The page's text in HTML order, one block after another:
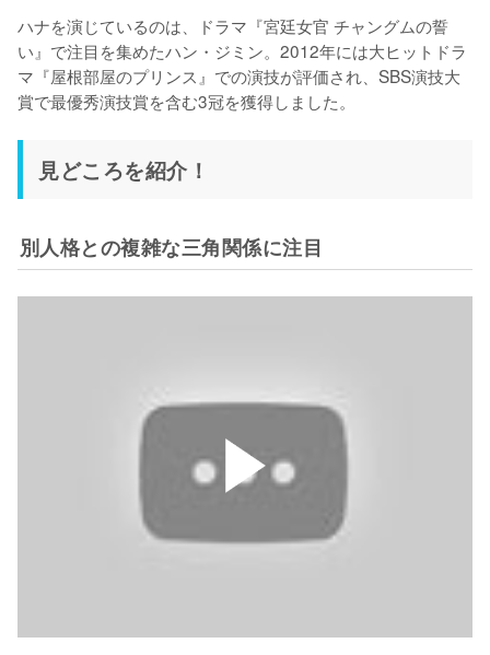
ハナを演じているのは、ドラマ『宮廷女官 チャングムの誓
い』で注目を集めたハン・ジミン。2012年には大ヒットドラ
マ『屋根部屋のプリンス』での演技が評価され、SBS演技大
賞で最優秀演技賞を含む3冠を獲得しました。
見どころを紹介！
別人格との複雑な三角関係に注目